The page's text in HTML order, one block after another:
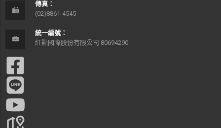
傳真：
(02)8861-4545
統一編號：
紅點國際股份有限公司 80694290